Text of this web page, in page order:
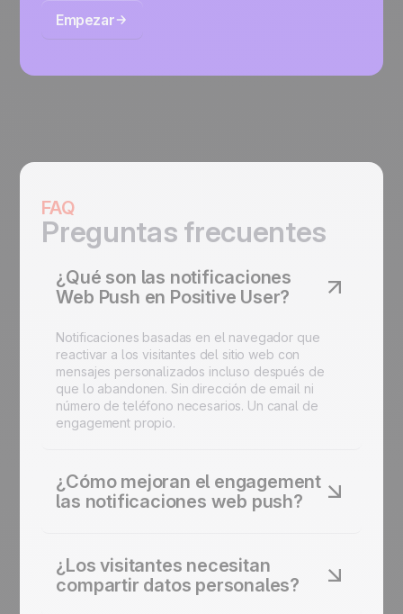
Empezar
FAQ
Preguntas frecuentes
¿Qué son las notificaciones
Web Push en Positive User?
Notificaciones basadas en el navegador que
reactivar a los visitantes del sitio web con
mensajes personalizados incluso después de
que lo abandonen. Sin dirección de email ni
número de teléfono necesarios. Un canal de
engagement propio.
¿Cómo mejoran el engagement
las notificaciones web push?
directamente a las pantallas de los visitantes.
Mantiene la visibilidad, recuerda las ofertas y
anima a volver. Más rápidas que el email, más
¿Los visitantes necesitan
compartir datos personales?